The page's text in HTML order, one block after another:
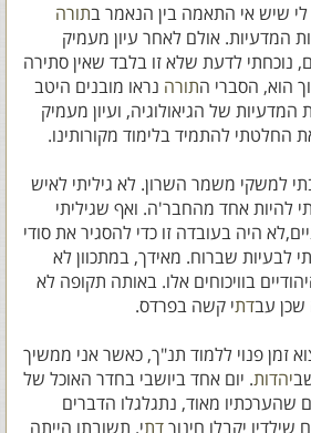
שיש אי התאמה בין הנאמר בתורה
המדעיות. אולם לאחר עיון מעמיק
נוכחתי לדעת שלא זו בלבד שאין סתירה
הוא, הסברי התורה נראו מובנים היטב
המדעיות של הגיאולוגיה, ועיון מעמיק
החלטתי להתמיד בלימוד מקורותינו.
למשקי משמר השרון. לא גיליתי לאיש
להיות אחד מהחבר'ה. ואף שגיליתי
היה בעובדה זו כדי להסגיר את סודי
לבעיות שברוח. מאידך, במתכוון לא
בוויכוחים אלו. באותה תקופה לא
שכן עבדתי קשה בפרדס.
זמן פנוי ללמוד תנ"ך, כאשר אני ממשיך
יהדות. יום אחד ביושבי בחדר האוכל של
מאוד, נתגלגלו הדברים
יקבלו חינוךדתי. תשובתו הייתה